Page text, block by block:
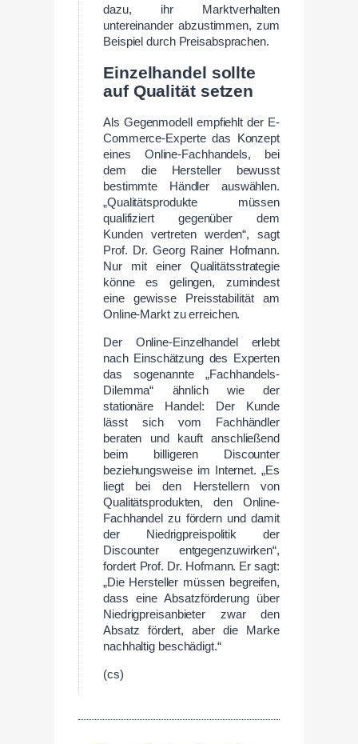
dazu, ihr Marktverhalten
untereinander abzustimmen, zum
Beispiel durch Preisabsprachen.
Einzelhandel sollte
auf Qualität setzen
Als Gegenmodell empfiehlt der E-
Commerce-Experte das Konzept
eines Online-Fachhandels, bei
dem die Hersteller bewusst
bestimmte Händler auswählen.
„Qualitätsprodukte müssen
qualifiziert gegenüber dem
Kunden vertreten werden“, sagt
Prof. Dr. Georg Rainer Hofmann.
Nur mit einer Qualitätsstrategie
könne es gelingen, zumindest
eine gewisse Preisstabilität am
Online-Markt zu erreichen.
Der Online-Einzelhandel erlebt
nach Einschätzung des Experten
das sogenannte „Fachhandels-
Dilemma“ ähnlich wie der
stationäre Handel: Der Kunde
lässt sich vom Fachhändler
beraten und kauft anschließend
beim billigeren Discounter
beziehungsweise im Internet. „Es
liegt bei den Herstellern von
Qualitätsprodukten, den Online-
Fachhandel zu fördern und damit
der Niedrigpreispolitik der
Discounter entgegenzuwirken“,
fordert Prof. Dr. Hofmann. Er sagt:
„Die Hersteller müssen begreifen,
dass eine Absatzförderung über
Niedrigpreisanbieter zwar den
Absatz fördert, aber die Marke
nachhaltig beschädigt.“
(cs)